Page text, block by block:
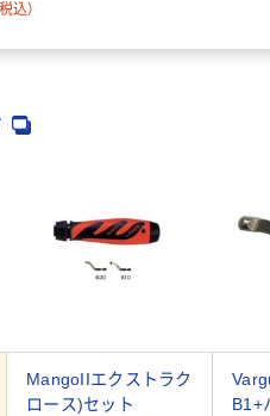
税込）
MangoIIエクストラク
ロース)セット
B1+